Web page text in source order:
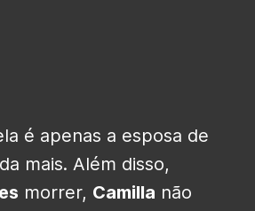
é apenas a esposa de
mais. Além disso,
morrer, Camilla não